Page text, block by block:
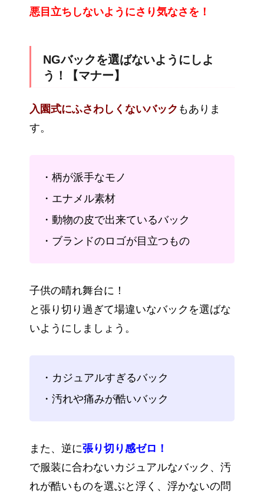
悪目立ちしないようにさり気なさを！
NGバックを選ばないようにしよ
う！【マナー】
入園式にふさわしくないバック もありま
す。
・柄が派手なモノ
・エナメル素材
・動物の皮で出来ているバック
・ブランドのロゴが目立つもの
子供の晴れ舞台に！
と張り切り過ぎて場違いなバックを選ばな
いようにしましょう。
・カジュアルすぎるバック
・汚れや痛みが酷いバック
また、逆に張り切り感ゼロ！
で服装に合わないカジュアルなバック、汚
れが酷いものを選ぶと浮く、浮かないの問